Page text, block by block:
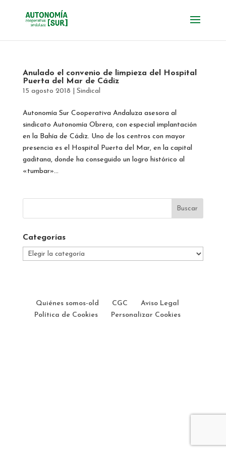
Anulado el convenio de limpieza del Hospital
Puerta del Mar de Cádiz
15 agosto 2018 Sindical
Autonomía Sur Cooperativa Andaluza asesora al
sindicato Autonomía Obrera, con especial implantación
en la Bahía de Cádiz. Uno de los centros con mayor
presencia es el Hospital Puerta del Mar, en la capital
gaditana, donde ha conseguido un logro histórico al
«tumbar»...
Categorías
Categorías
Quiénes somos-old CGC
Aviso Legal
Política de Cookies
Personalizar Cookies